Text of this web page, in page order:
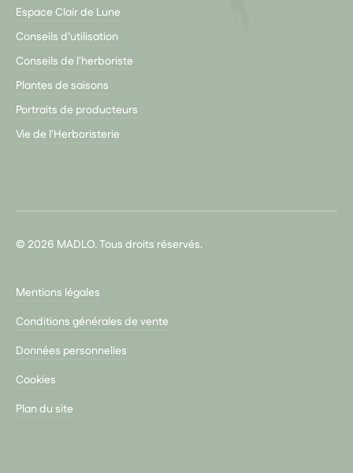
Espace Clair de Lune
Conseils d’utilisation
Conseils de l'herboriste
Plantes de saisons
Portraits de producteurs
Vie de l'Herboristerie
© 2026 MADLO. Tous droits réservés.
Mentions légales
Conditions générales de vente
Données personnelles
Cookies
Plan du site